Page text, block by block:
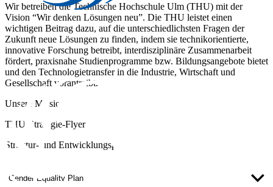
Wir betreiben die Technische Hochschule Ulm (THU) mit der
Vision “Wir denken Lösungen neu”. Die THU leistet einen
wichtigen Beitrag dazu, auf die unterschiedlichsten Fragen der
Zukunft neue Lösungen zu finden, indem sie technikorientierte,
innovative Forschung betreibt, interdisziplinäre Zusammenarbeit
fördert, praxisnahe Studienprogramme bzw. Bildungsangebote bietet
und den Technologietransfer in die Industrie, Wirtschaft und
Gesellschaft vorantreibt.
Unsere Mission
THU-Strategie-Flyer
Struktur- und Entwicklungsplan
Gender Equality Plan